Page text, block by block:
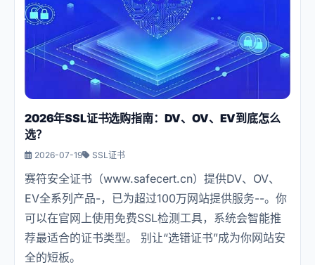
2026年SSL证书选购指南：DV、OV、EV到底怎么
选？
2026-07-19 SSL证书
赛符安全证书（www.safecert.cn）提供DV、OV、
EV全系列产品-，已为超过100万网站提供服务--。你
可以在官网上使用免费SSL检测工具，系统会智能推
荐最适合的证书类型。 别让“选错证书”成为你网站安
全的短板。